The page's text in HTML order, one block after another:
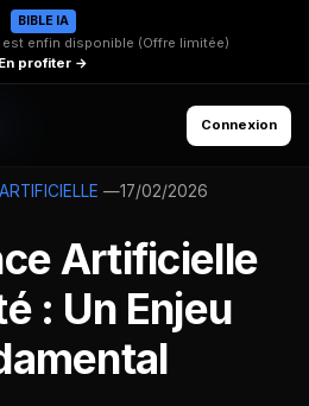
BIBLE IA
enfin disponible (Offre limitée)
En profiter →
Connexion
—17/02/2026
Artificielle
: Un Enjeu